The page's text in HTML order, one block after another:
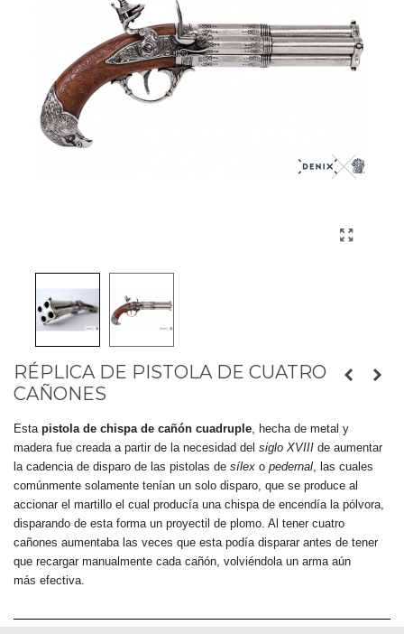
RÉPLICA DE PISTOLA DE CUATRO
CAÑONES
Esta pistola de chispa de cañón cuadruple , hecha de metal y
madera fue creada a partir de la necesidad del siglo XVIII de aumentar
la cadencia de disparo de las pistolas de sílex o pedernal , las cuales
comúnmente solamente tenían un solo disparo, que se produce al
accionar el martillo el cual producía una chispa de encendía la pólvora,
disparando de esta forma un proyectil de plomo. Al tener cuatro
cañones aumentaba las veces que esta podía disparar antes de tener
que recargar manualmente cada cañón, volviéndola un arma aún
más efectiva.